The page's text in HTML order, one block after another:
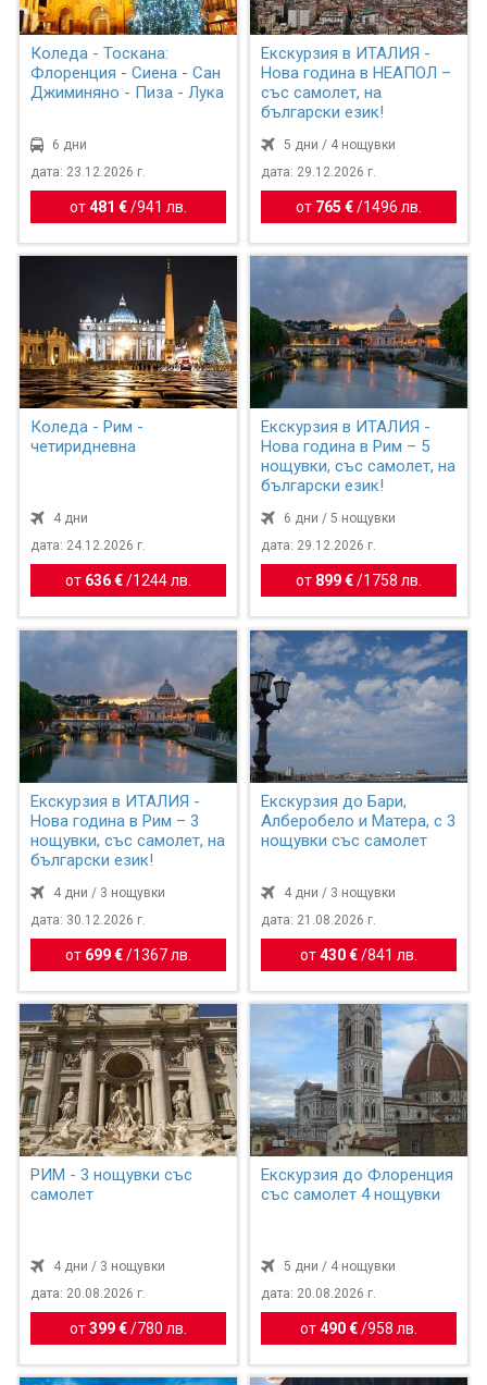
Коледа - Тоскана:
Флоренция - Сиена - Сан
Джиминяно - Пиза - Лука
6 дни
дата: 23.12.2026 г.
от481 € /941 лв.
Екскурзия в ИТАЛИЯ -
Нова година в НЕАПОЛ –
със самолет, на
български език!
5 дни / 4 нощувки
дата: 29.12.2026 г.
от 765 €/ 1496 лв.
Коледа - Рим -
четиридневна
4 дни
дата: 24.12.2026 г.
от 636 € / 1244 лв.
Екскурзия в ИТАЛИЯ -
Нова година в Рим – 5
нощувки, със самолет, на
български език!
6 дни / 5 нощувки
дата: 29.12.2026 г.
от 899 €/ 1758 лв.
Екскурзия в ИТАЛИЯ -
Нова година в Рим – 3
нощувки, със самолет, на
български език!
4 дни / 3 нощувки
дата: 30.12.2026 г.
от 699 € / 1367 лв.
Екскурзия до Бари,
Алберобело и Матера, с 3
нощувки със самолет
4 дни / 3 нощувки
дата: 21.08.2026 г.
от430 €/841 лв.
РИМ - 3 нощувки със
самолет
4 дни / 3 нощувки
дата: 20.08.2026 г.
от399 € / 780 лв.
Екскурзия до Флоренция
със самолет 4 нощувки
5 дни / 4 нощувки
дата: 20.08.2026 г.
от490 €/958 лв.